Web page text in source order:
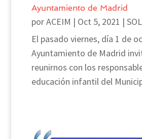
Ayuntamiento de Madrid
porACEIM | Oct 5, 2021 |
El pasado viernes, día 1 de
Ayuntamiento de Madrid
reunirnos con los
educación infantil del